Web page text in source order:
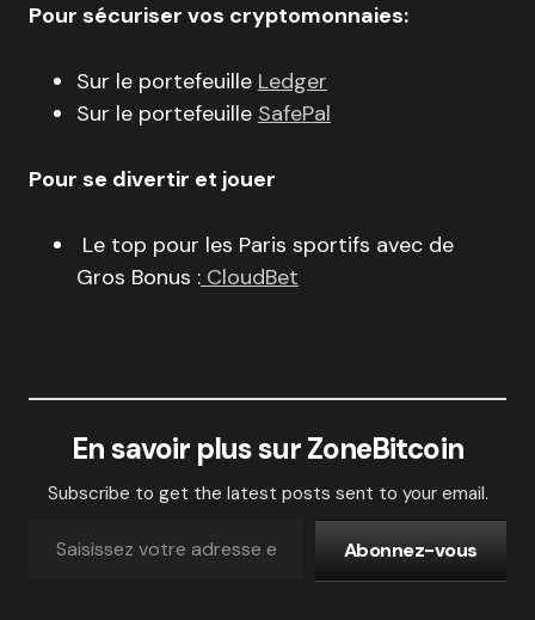
Pour sécuriser vos cryptomonnaies:
Sur le portefeuille Ledger
Sur le portefeuille SafePal
Pour se divertir et jouer
Le top pour les Paris sportifs avec de
Gros Bonus : CloudBet
En savoir plus sur ZoneBitcoin
Subscribe to get the latest posts sent to your email.
Abonnez-vous